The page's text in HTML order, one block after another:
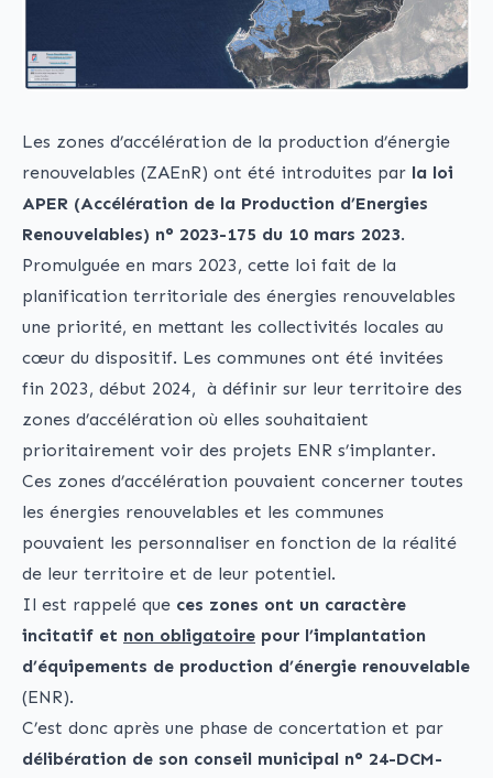
Les zones d’accélération de la production d’énergie
renouvelables (ZAEnR) ont été introduites par la loi
APER (Accélération de la Production d’Energies
Renouvelables) n° 2023-175 du 10 mars 2023.
Promulguée en mars 2023, cette loi fait de la
planification territoriale des énergies renouvelables
une priorité, en mettant les collectivités locales au
cœur du dispositif. Les communes ont été invitées
fin 2023, début 2024, à définir sur leur territoire des
zones d’accélération où elles souhaitaient
prioritairement voir des projets ENR s’implanter.
Ces zones d’accélération pouvaient concerner toutes
les énergies renouvelables et les communes
pouvaient les personnaliser en fonction de la réalité
de leur territoire et de leur potentiel.
Il est rappelé que ces zones ont un caractère
incitatif et non obligatoire pour l’implantation
d’équipements de production d’énergie renouvelable
(ENR).
C’est donc après une phase de concertation et par
délibération de son conseil municipal n° 24-DCM-